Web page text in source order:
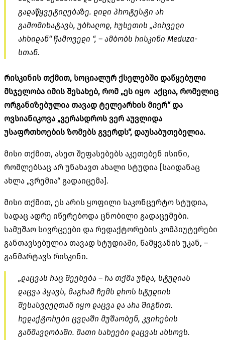
გადაწყვეტილებაზე. დიდი პროტესტი არ
გამომიხატავს, უბრალოდ, რუსეთის „პირველი
არხიდან“ წამოვედი “, – ამბობს რისკინი Meduza-
სთან.
რისკინის თქმით, სოციალურ ქსელებში დაწყებული
მსჯელობა იმის შესახებ, რომ „ეს იყო აქცია, რომელიც
ორგანიზებულია თავად ტელეარხის მიერ“ და
ოვსიანიკოვა „ვერასდროს ვერ აუვლიდა
უსაფრთხოების ზომებს გვერდს“, დაუსაბუთებელია.
მისი თქმით, ასეთ შეფასებებს აკეთებენ ისინი,
რომლებსაც არ უნახავთ ახალი სტუდია [საიდანაც
ახლა „ვრემია“ გადაიცემა].
მისი თქმით, ეს არის ყოფილი საკონცერტო სტუდია,
სადაც ადრე იწერებოდა ცნობილი გადაცემები.
სამუშაო სივრცეები და რედაქტორების კომპიუტერები
განთავსებულია თავად სტუდიაში, წამყვანის უკან, –
განმარტავს რისკინი.
„დაცვას რაც შეეხება – რა თქმა უნდა, სტუდიას
დაცვა ჰყავს, მაგრამ ჩემს დროს სტუდიის
შესასვლელთან იყო დაცვა და არა შიგნით.
რედაქტორები ცვლაში მუშაობენ, კვირების
განმავლობაში. მათი სახეები დაცვას ახსოვს.